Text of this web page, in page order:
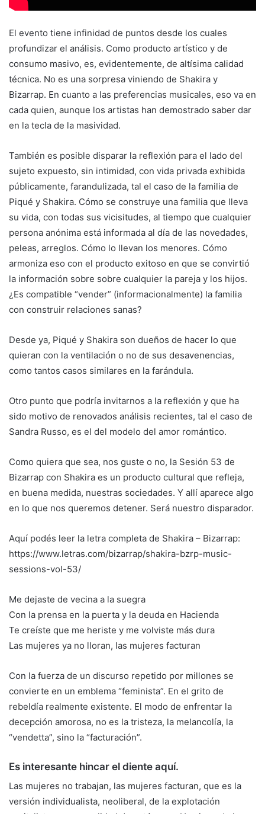
El evento tiene infinidad de puntos desde los cuales
profundizar el análisis. Como producto artístico y de
consumo masivo, es, evidentemente, de altísima calidad
técnica. No es una sorpresa viniendo de Shakira y
Bizarrap. En cuanto a las preferencias musicales, eso va en
cada quien, aunque los artistas han demostrado saber dar
en la tecla de la masividad.
También es posible disparar la reflexión para el lado del
sujeto expuesto, sin intimidad, con vida privada exhibida
públicamente, farandulizada, tal el caso de la familia de
Piqué y Shakira. Cómo se construye una familia que lleva
su vida, con todas sus vicisitudes, al tiempo que cualquier
persona anónima está informada al día de las novedades,
peleas, arreglos. Cómo lo llevan los menores. Cómo
armoniza eso con el producto exitoso en que se convirtió
la información sobre sobre cualquier la pareja y los hijos.
¿Es compatible “vender” (informacionalmente) la familia
con construir relaciones sanas?
Desde ya, Piqué y Shakira son dueños de hacer lo que
quieran con la ventilación o no de sus desavenencias,
como tantos casos similares en la farándula.
Otro punto que podría invitarnos a la reflexión y que ha
sido motivo de renovados análisis recientes, tal el caso de
Sandra Russo, es el del modelo del amor romántico.
Como quiera que sea, nos guste o no, la Sesión 53 de
Bizarrap con Shakira es un producto cultural que refleja,
en buena medida, nuestras sociedades. Y allí aparece algo
en lo que nos queremos detener. Será nuestro disparador.
Aquí podés leer la letra completa de Shakira – Bizarrap:
https://www.letras.com/bizarrap/shakira-bzrp-music-
sessions-vol-53/
Me dejaste de vecina a la suegra
Con la prensa en la puerta y la deuda en Hacienda
Te creíste que me heriste y me volviste más dura
Las mujeres ya no lloran, las mujeres facturan
Con la fuerza de un discurso repetido por millones se
convierte en un emblema “feminista”. En el grito de
rebeldía realmente existente. El modo de enfrentar la
decepción amorosa, no es la tristeza, la melancolía, la
“vendetta”, sino la “facturación”.
Es interesante hincar el diente aquí.
Las mujeres no trabajan, las mujeres facturan, que es la
versión individualista, neoliberal, de la explotación